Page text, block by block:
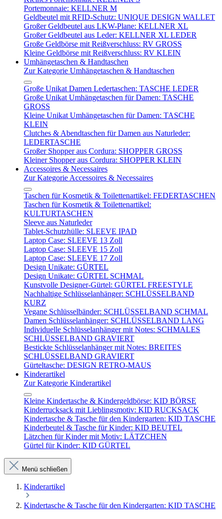
Portemonnaie: KELLNER M
Geldbeutel mit RFID-Schutz: UNIQUE DESIGN WALLET
Großer Geldbeutel aus LKW-Plane: KELLNER XL
Großer Geldbeutel aus Leder: KELLNER XL LEDER
Große Geldbörse mit Reißverschluss: RV GROSS
Kleine Geldbörse mit Reißverschluss: RV KLEIN
Umhängetaschen & Handtaschen
Zur Kategorie Umhängetaschen & Handtaschen
Große Unikat Damen Ledertaschen: TASCHE LEDER
Große Unikat Umhängetaschen für Damen: TASCHE
GROSS
Kleine Unikat Umhängetaschen für Damen: TASCHE
KLEIN
Clutches & Abendtaschen für Damen aus Naturleder:
LEDERTASCHE
Großer Shopper aus Cordura: SHOPPER GROSS
Kleiner Shopper aus Cordura: SHOPPER KLEIN
Accessoires & Necessaires
Zur Kategorie Accessoires & Necessaires
Taschen für Kosmetik & Toilettenartikel: FEDERTASCHEN
Taschen für Kosmetik & Toilettenartikel:
KULTURTASCHEN
Sleeve aus Naturleder
Tablet-Schutzhülle: SLEEVE IPAD
Laptop Case: SLEEVE 13 Zoll
Laptop Case: SLEEVE 15 Zoll
Laptop Case: SLEEVE 17 Zoll
Design Unikate: GÜRTEL
Design Unikate: GÜRTEL SCHMAL
Kunstvolle Designer-Gürtel: GÜRTEL FREESTYLE
Nachhaltige Schlüsselanhänger: SCHLÜSSELBAND
KURZ
Vegane Schlüsselbänder: SCHLÜSSELBAND SCHMAL
Damen Schlüsselanhänger: SCHLÜSSELBAND LANG
Individuelle Schlüsselanhänger mit Notes: SCHMALES
SCHLÜSSELBAND GRAVIERT
Bestickte Schlüsselanhänger mit Notes: BREITES
SCHLÜSSELBAND GRAVIERT
Gürteltasche: DESIGN RETRO-MAUS
Kinderartikel
Zur Kategorie Kinderartikel
Kleine Kindertasche & Kindergeldbörse: KID BÖRSE
Kinderrucksack mit Lieblingsmotiv: KID RUCKSACK
Kindertasche & Tasche für den Kindergarten: KID TASCHE
Kinderbeutel & Tasche für Kinder: KID BEUTEL
Lätzchen für Kinder mit Motiv: LÄTZCHEN
Gürtel für Kinder: KID GÜRTEL
Menü schließen
Kinderartikel
Kindertasche & Tasche für den Kindergarten: KID TASCHE